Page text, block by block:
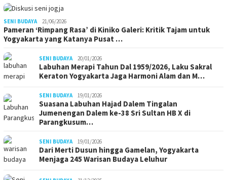
SENI BUDAYA 21/06/2026
Pameran ‘Rimpang Rasa’ di Kiniko Galeri: Kritik Tajam untuk
Yogyakarta yang Katanya Pusat …
SENI BUDAYA 20/01/2026
Labuhan Merapi Tahun Dal 1959/2026, Laku Sakral
Keraton Yogyakarta Jaga Harmoni Alam dan M…
SENI BUDAYA 19/01/2026
Suasana Labuhan Hajad Dalem Tingalan
Jumenengan Dalem ke-38 Sri Sultan HB X di
Parangkusum…
SENI BUDAYA 19/01/2026
Dari Merti Dusun hingga Gamelan, Yogyakarta
Menjaga 245 Warisan Budaya Leluhur